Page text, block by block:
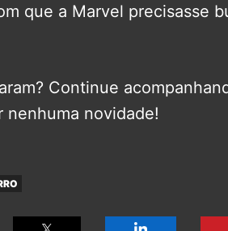
que a Marvel precisasse
Continue
nenhuma novidade!